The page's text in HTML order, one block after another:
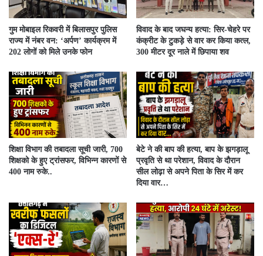
गुम मोबाइल रिकवरी में बिलासपुर पुलिस
राज्य में नंबर वन: ‘अर्पण’ कार्यक्रम में
202 लोगों को मिले उनके फोन
विवाद के बाद जघन्य हत्या: सिर-चेहरे पर
कंक्रीट के टुकड़े से वार कर किया कत्ल,
300 मीटर दूर नाले में छिपाया शव
शिक्षा विभाग की तबादला सूची जारी, 700
शिक्षको के हुए ट्रांसफर, विभिन्न कारणों से
400 नाम रुके..
बेटे ने की बाप की हत्या, बाप के झगड़ालू
प्रवृति से था परेशान, विवाद के दौरान
सील लोढ़ा से अपने पिता के सिर में कर
दिया वार…